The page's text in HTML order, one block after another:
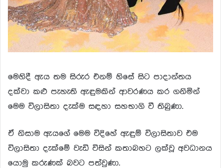
මෙහිදී ඇය තම සිරුර එනම් හිසේ සිට පාදාන්තය
දක්වා කළු පැහැති ඇඳුමකින් ආවරණය කර ගනිමින්
මෙම විලාසිතා දැක්ම සඳහා සහභාගි වී තිබුණා.
ඒ නිසාම ඇයගේ මෙම විදිහේ ඇඳුම් විලාසිතාව එම
විලාසිතා දැක්මේ වැඩි විසින් කතාබහට ලක්වූ අවධානය
යොමු කරුණක් බවට පත්වුණා.